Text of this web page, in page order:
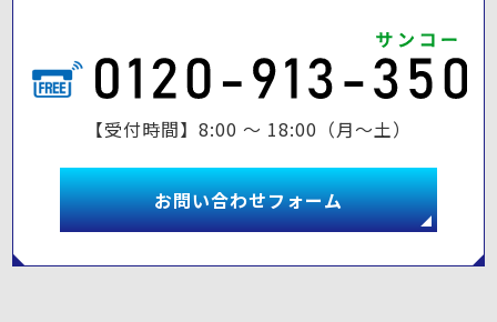
【受付時間】8:00 ～ 18:00（月～土）
お問い合わせフォーム